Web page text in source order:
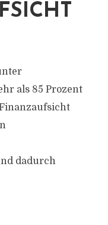
als 85 Prozent
dadurch